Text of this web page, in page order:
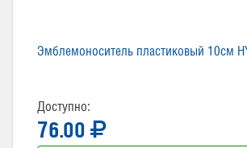
Эмблемоноситель пластиковый 10см
Доступно:
76.00